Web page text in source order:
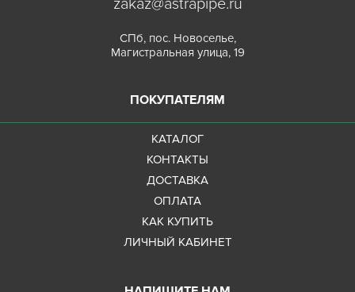
zakaz@astrapipe.ru
СПб, пос. Новоселье,
Магистральная улица, 19
ПОКУПАТЕЛЯМ
КАТАЛОГ
КОНТАКТЫ
ДОСТАВКА
ОПЛАТА
КАК КУПИТЬ
ЛИЧНЫЙ КАБИНЕТ